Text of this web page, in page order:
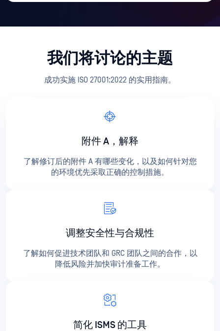
我们将讨论的主题
成功实施 ISO 27001:2022 的实用指南。
附件 A，解释
了解修订后的附件 A 有哪些变化，以及如何针对您
的环境优先采取正确的控制措施。
调整安全性与合规性
了解如何促进技术团队和 GRC 团队之间的合作，以
降低风险并加快审计准备工作。
简化 ISMS 的工具